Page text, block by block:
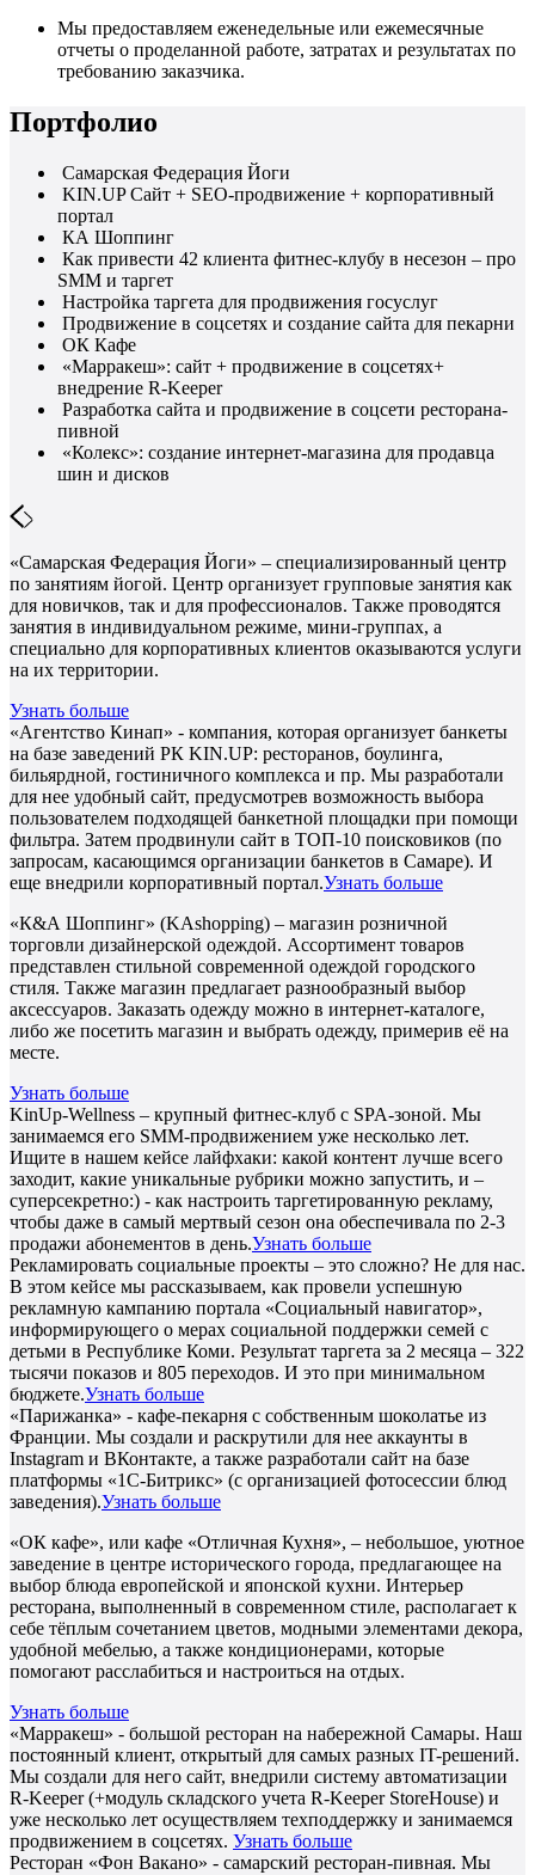
Мы предоставляем еженедельные или ежемесячные
отчеты о проделанной работе, затратах и результатах по
требованию заказчика.
Портфолио
Самарская Федерация Йоги
KIN.UP Сайт + SEO-продвижение + корпоративный
портал
КА Шоппинг
Как привести 42 клиента фитнес-клубу в несезон – про
SMM и таргет
Настройка таргета для продвижения госуслуг
Продвижение в соцсетях и создание сайта для пекарни
ОК Кафе
«Марракеш»: сайт + продвижение в соцсетях+
внедрение R-Keeper
Разработка сайта и продвижение в соцсети ресторана-
пивной
«Колекс»: создание интернет-магазина для продавца
шин и дисков
«Самарская Федерация Йоги» – специализированный центр
по занятиям йогой. Центр организует групповые занятия как
для новичков, так и для профессионалов. Также проводятся
занятия в индивидуальном режиме, мини-группах, а
специально для корпоративных клиентов оказываются услуги
на их территории.
Узнать больше
«Агентство Кинап» - компания, которая организует банкеты
на базе заведений РК KIN.UP: ресторанов, боулинга,
бильярдной, гостиничного комплекса и пр. Мы разработали
для нее удобный сайт, предусмотрев возможность выбора
пользователем подходящей банкетной площадки при помощи
фильтра. Затем продвинули сайт в ТОП-10 поисковиков (по
запросам, касающимся организации банкетов в Самаре). И
еще внедрили корпоративный портал.Узнать больше
«К&А Шоппинг» (KAshopping) – магазин розничной
торговли дизайнерской одеждой. Ассортимент товаров
представлен стильной современной одеждой городского
стиля. Также магазин предлагает разнообразный выбор
аксессуаров. Заказать одежду можно в интернет-каталоге,
либо же посетить магазин и выбрать одежду, примерив её на
месте.
Узнать больше
KinUp-Wellness – крупный фитнес-клуб с SPA-зоной. Мы
занимаемся его SMM-продвижением уже несколько лет.
Ищите в нашем кейсе лайфхаки: какой контент лучше всего
заходит, какие уникальные рубрики можно запустить, и –
суперсекретно:) - как настроить таргетированную рекламу,
чтобы даже в самый мертвый сезон она обеспечивала по 2-3
продажи абонементов в день.Узнать больше
Рекламировать социальные проекты – это сложно? Не для нас.
В этом кейсе мы рассказываем, как провели успешную
рекламную кампанию портала «Социальный навигатор»,
информирующего о мерах социальной поддержки семей с
детьми в Республике Коми. Результат таргета за 2 месяца – 322
тысячи показов и 805 переходов. И это при минимальном
бюджете.Узнать больше
«Парижанка» - кафе-пекарня с собственным шоколатье из
Франции. Мы создали и раскрутили для нее аккаунты в
Instagram и ВКонтакте, а также разработали сайт на базе
платформы «1С-Битрикс» (с организацией фотосессии блюд
заведения).Узнать больше
«ОК кафе», или кафе «Отличная Кухня», – небольшое, уютное
заведение в центре исторического города, предлагающее на
выбор блюда европейской и японской кухни. Интерьер
ресторана, выполненный в современном стиле, располагает к
себе тёплым сочетанием цветов, модными элементами декора,
удобной мебелью, а также кондиционерами, которые
помогают расслабиться и настроиться на отдых.
Узнать больше
«Марракеш» - большой ресторан на набережной Самары. Наш
постоянный клиент, открытый для самых разных IT-решений.
Мы создали для него сайт, внедрили систему автоматизации
R-Keeper (+модуль складского учета R-Keeper StoreHouse) и
уже несколько лет осуществляем техподдержку и занимаемся
продвижением в соцсетях. Узнать больше
Ресторан «Фон Вакано» - самарский ресторан-пивная. Мы